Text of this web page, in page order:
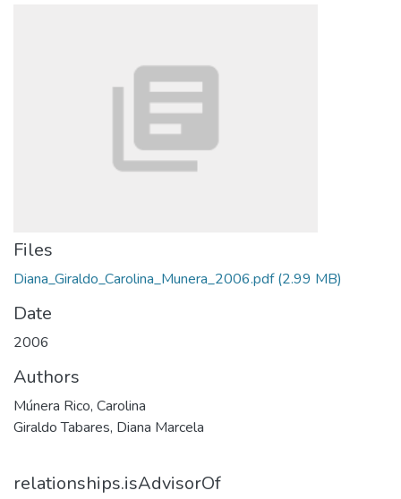
Files
Diana_Giraldo_Carolina_Munera_2006.pdf(2.99 MB)
Date
2006
Authors
Múnera Rico, Carolina
Giraldo Tabares, Diana Marcela
relationships.isAdvisorOf